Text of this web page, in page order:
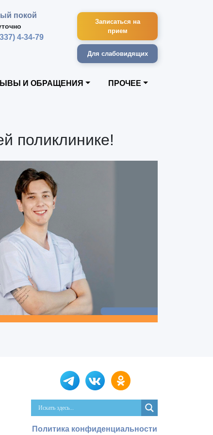
Записаться на
прием
Для слабовидящих
покой
4-34-79
И ОБРАЩЕНИЯ ПРОЧЕЕ
поликлинике!
Политика конфиденциальности